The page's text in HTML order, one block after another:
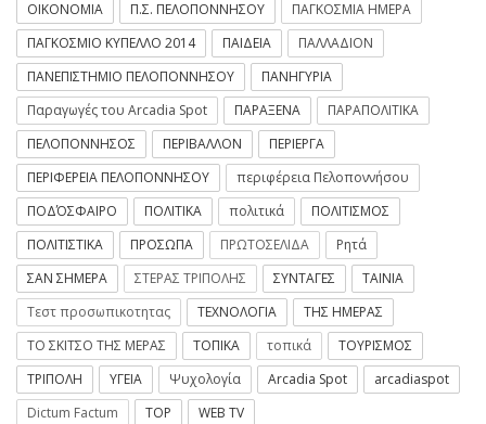
ΟΙΚΟΝΟΜΙΑ
Π.Σ. ΠΕΛΟΠΟΝΝΗΣΟΥ
ΠΑΓΚΟΣΜΙΑ ΗΜΕΡΑ
ΠΑΓΚΟΣΜΙΟ ΚΥΠΕΛΛΟ 2014
ΠΑΙΔΕΙΑ
ΠΑΛΛΑΔΙΟΝ
ΠΑΝΕΠΙΣΤΗΜΙΟ ΠΕΛΟΠΟΝΝΗΣΟΥ
ΠΑΝΗΓΥΡΙΑ
Παραγωγές του Arcadia Spot
ΠΑΡΑΞΕΝΑ
ΠΑΡΑΠΟΛΙΤΙΚΑ
ΠΕΛΟΠΟΝΝΗΣΟΣ
ΠΕΡΙΒΑΛΛΟΝ
ΠΕΡΙΕΡΓΑ
ΠΕΡΙΦΕΡΕΙΑ ΠΕΛΟΠΟΝΝΗΣΟΥ
περιφέρεια Πελοποννήσου
ΠΟΔΌΣΦΑΙΡΟ
ΠΟΛΙΤΙΚΑ πολιτικά
ΠΟΛΙΤΙΣΜΟΣ
ΠΟΛΙΤΙΣΤΙΚΑ
ΠΡΟΣΩΠΑ ΠΡΩΤΟΣΕΛΙΔΑ
Ρητά
ΣΑΝ ΣΗΜΕΡΑ
ΣΤΕΡΑΣ ΤΡΙΠΟΛΗΣ ΣΥΝΤΑΓΕΣ
ΤΑΙΝΙΑ
Τεστ προσωπικοτητας
ΤΕΧΝΟΛΟΓΙΑ
ΤΗΣ ΗΜΕΡΑΣ
ΤΟ ΣΚΙΤΣΟ ΤΗΣ ΜΕΡΑΣ
ΤΟΠΙΚΑ τοπικά
ΤΟΥΡΙΣΜΟΣ
ΤΡΙΠΟΛΗ
ΥΓΕΙΑ Ψυχολογία Arcadia Spot
arcadiaspot
Dictum Factum
TOP WEB TV